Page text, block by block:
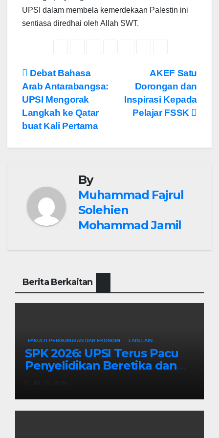
UPSI dalam membela kemerdekaan Palestin ini
sentiasa diredhai oleh Allah SWT.
Navigasi
kiriman
AKEF Satu
Dorongan dan
Inspirasi Kepada
Pelajar FSSK
Debat Bahasa
Arab Antarabangsa:
UPSI Mengorak
Langkah ke Qatar
buat Kali Pertama
By
Muhammad Fajrul
Solehien
Mohammad Jamil
Berita Berkaitan
FAKULTI PENGURUSAN DAN EKONOMI LAIN-LAIN
SPK 2026: UPSI Terus Pacu
Penyelidikan Beretika dan
Manusiawi Dalam Era AI